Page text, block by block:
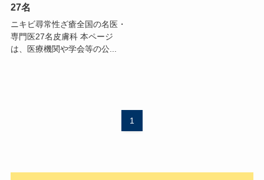
27名
ニキビ尋常性ざ瘡全国の名医・
専門医27名皮膚科 本ページ
は、医療機関や学会等の公...
1